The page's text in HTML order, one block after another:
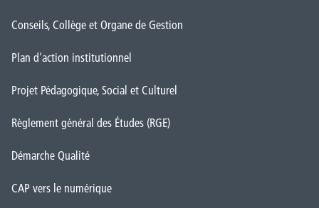
Conseils, Collège et Organe de Gestion
Plan d'action institutionnel
Projet Pédagogique, Social et Culturel
Règlement général des Études (RGE)
Démarche Qualité
CAP vers le numérique